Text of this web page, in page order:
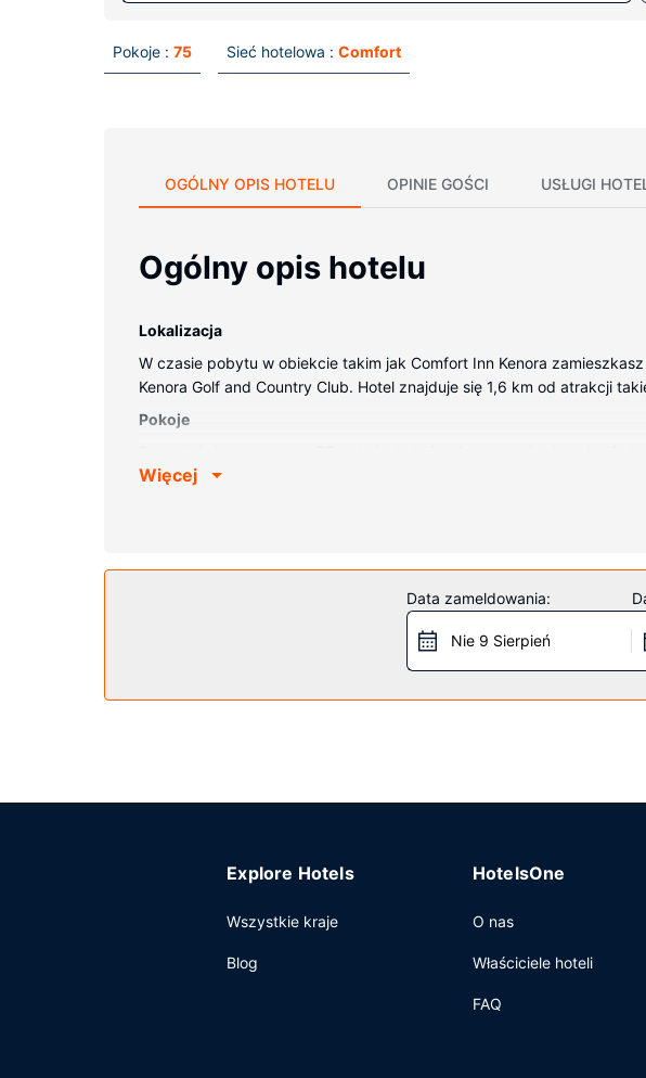
Pokoje : 75 Sieć hotelowa : Comfort
OGÓLNY OPIS HOTELU OPINIE GOŚCI USŁUGI
Ogólny opis hotelu
Lokalizacja
W czasie pobytu w obiekcie takim jak Comfort Inn Kenora
Kenora Golf and Country Club. Hotel znajduje się 1,6 km od atrakcji
Pokoje
bezprzewodowy dostęp do internetu zapewni łączność ze światem,
udogodnienia jak teren piknikowy i grill.
Hotel oferuje bezpłatne śniadanie w formie bufetu codziennie od 6:30
Więcej
Data zameldowania:
Nie 9 Sierpień
Explore Hotels
Wszystkie kraje
Blog
HotelsOne
O nas
Właściciele hoteli
FAQ